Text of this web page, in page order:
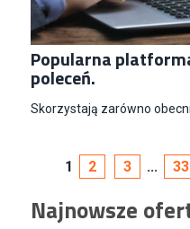
Popularna
poleceń.
Skorzystają zarówno
1 2 3 ...
Najnowsze
Euro-net Sp. z o.o.
Key Account Manager
Puccini
Content Creator (m/k)
Junior RPA Developer
TERG S.A.